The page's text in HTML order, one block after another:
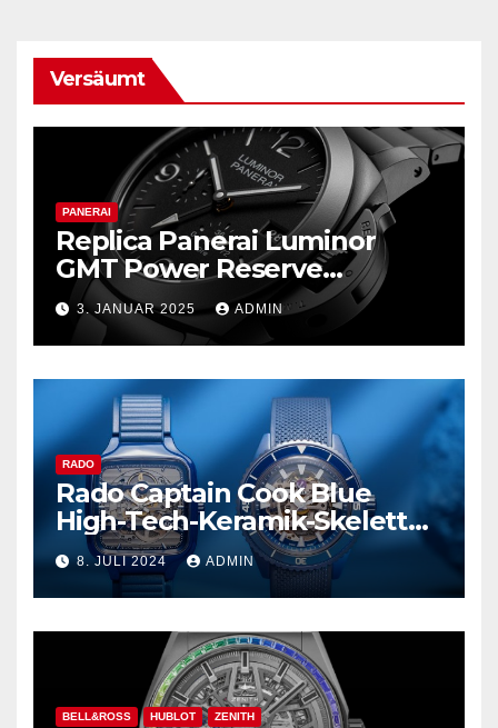
Versäumt
PANERAI
Replica Panerai Luminor
GMT Power Reserve
Ceramica und mehr
3. JANUAR 2025 ADMIN
RADO
Rado Captain Cook Blue
High-Tech-Keramik-Skelett
und mehr
8. JULI 2024 ADMIN
BELL&ROSS HUBLOT ZENITH